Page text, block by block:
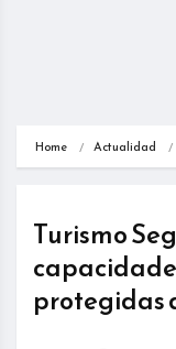
Home Actualidad
Turismo
protegidas